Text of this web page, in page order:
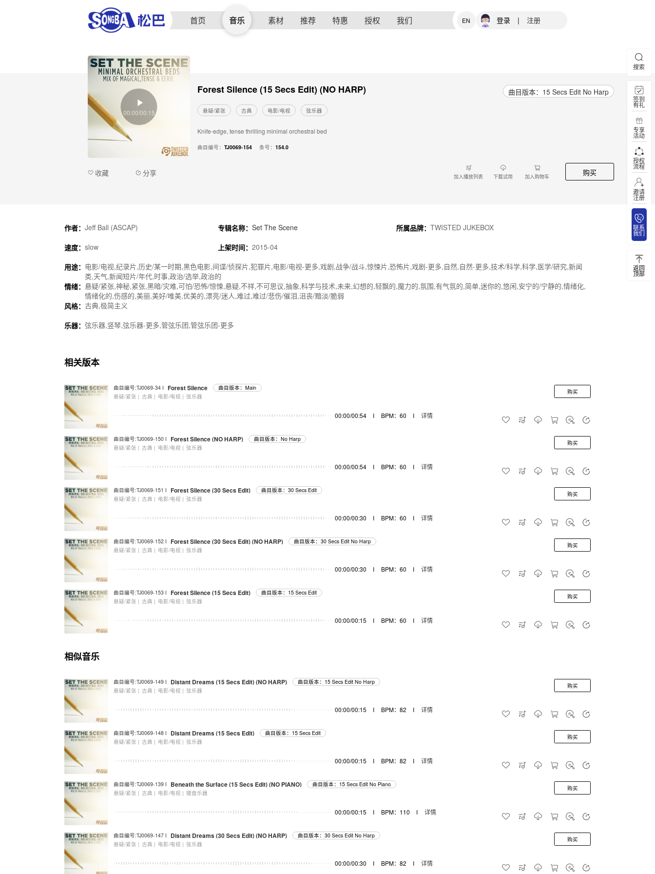
首页 音乐 素材 推荐 特惠 授权 我们 EN 登录 | 注册
Forest Silence (15 Secs Edit) (NO HARP) 曲目版本：15 Secs Edit No Harp
悬疑/紧张 古典 电影/电视 弦乐器
Knife-edge, tense thrilling minimal orchestral bed
曲目编号： TJ0069-154 条号： 154.0
加入播放列表 下载试用 加入购物车 购买
00:00/00:15
收藏 分享
作者： Jeff Ball (ASCAP) 专辑名称： Set The Scene 所属品牌： TWISTED JUKEBOX
速度： slow 上架时间： 2015-04
用途： 电影/电视,纪录片,历史/某一时期,黑色电影,间谍/侦探片,犯罪片,电影/电视-更多,戏剧,战争/战斗,惊悚片,恐怖片,戏剧-更多,自然,自然-更多,技术/科学,科学,医学/研究,新闻
类,天气,新闻短片/年代,时事,政治/选举,政治的
情绪： 悬疑/紧张,神秘,紧张,黑暗/灾难,可怕/恐怖/惊悚,悬疑,不祥,不可思议,抽象,科学与技术,未来,幻想的,轻飘的,魔力的,氛围,有气氛的,简单,迷你的,悠闲,安宁的/宁静的,情绪化,
情绪化的,伤感的,美丽,美好/唯美,优美的,漂亮/迷人,难过,难过/悲伤/催泪,沮丧/黯淡/脆弱
风格： 古典,极简主义
乐器： 弦乐器,竖琴,弦乐器-更多,管弦乐团,管弦乐团-更多
相关版本
曲目编号:TJ0069-34 I Forest Silence
曲目版本：Main
悬疑/紧张 | 古典 | 电影/电视 | 弦乐器
00:00/00:54 I BPM：60 I 详情
购买
曲目编号:TJ0069-150 I Forest Silence (NO HARP)
曲目版本：No Harp
悬疑/紧张 | 古典 | 电影/电视 | 弦乐器
00:00/00:54 I BPM：60 I 详情
购买
曲目编号:TJ0069-151 I Forest Silence (30 Secs Edit)
曲目版本：30 Secs Edit
悬疑/紧张 | 古典 | 电影/电视 | 弦乐器
00:00/00:30 I BPM：60 I 详情
购买
曲目编号:TJ0069-152 I Forest Silence (30 Secs Edit) (NO HARP)
曲目版本：30 Secs Edit No Harp
悬疑/紧张 | 古典 | 电影/电视 | 弦乐器
00:00/00:30 I BPM：60 I 详情
购买
曲目编号:TJ0069-153 I Forest Silence (15 Secs Edit)
曲目版本：15 Secs Edit
悬疑/紧张 | 古典 | 电影/电视 | 弦乐器
00:00/00:15 I BPM：60 I 详情
购买
相似音乐
曲目编号:TJ0069-149 I Distant Dreams (15 Secs Edit) (NO HARP)
曲目版本：15 Secs Edit No Harp
悬疑/紧张 | 古典 | 电影/电视 | 弦乐器
00:00/00:15 I BPM：82 I 详情
购买
曲目编号:TJ0069-148 I Distant Dreams (15 Secs Edit)
曲目版本：15 Secs Edit
悬疑/紧张 | 古典 | 电影/电视 | 弦乐器
00:00/00:15 I BPM：82 I 详情
购买
曲目编号:TJ0069-139 I Beneath the Surface (15 Secs Edit) (NO PIANO)
曲目版本：15 Secs Edit No Piano
悬疑/紧张 | 古典 | 电影/电视 | 键盘乐器
00:00/00:15 I BPM：110 I 详情
购买
曲目编号:TJ0069-147 I Distant Dreams (30 Secs Edit) (NO HARP)
曲目版本：30 Secs Edit No Harp
悬疑/紧张 | 古典 | 电影/电视 | 弦乐器
00:00/00:30 I BPM：82 I 详情
购买
搜索
签到
有礼
专享
活动
授权
流程
邀请
注册
联系
我们
返回
顶部